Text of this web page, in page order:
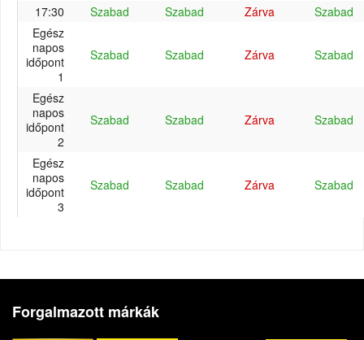
17:30
Szabad Szabad Zárva
Szabad
Egész
napos
időpont
1
Szabad Szabad Zárva Szabad
Egész
napos
időpont
2
Szabad Szabad Zárva Szabad
Egész
napos
időpont
3
Szabad Szabad Zárva Szabad
Forgalmazott márkák